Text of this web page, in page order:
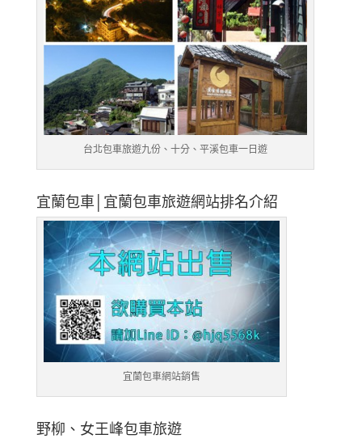
台北包車旅遊九份、十分、平溪包車一日遊
宜蘭包車│宜蘭包車旅遊網站排名介紹
宜蘭包車網站銷售
野柳、女王峰包車旅遊